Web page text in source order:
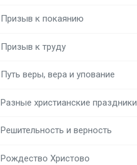
Призыв к покаянию
Призыв к труду
Путь веры, вера и упование
Разные христианские праздники
Решительность и верность
Рождество Христово